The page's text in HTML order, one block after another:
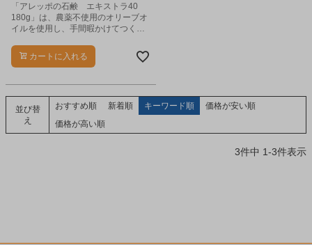
「アレッポの石鹸 エキストラ40
180g」は、農薬不使用のオリーブオ
イルを使用し、手間暇かけてつくっ
カートに入れる
並び替
え
おすすめ順 新着順 キーワード順
価格が安い順
価格が高い順
3件中 1-3件表示